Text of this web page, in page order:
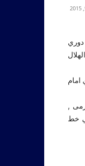
دوري
امام
,
خط